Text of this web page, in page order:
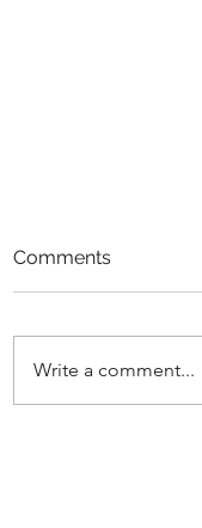
Comments
Write a comment...